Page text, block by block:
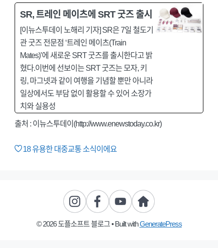
SR, 트레인 메이츠에 SRT 굿즈 출시
[이뉴스투데이 노해리 기자] SR은 7일 철도기
관 굿즈 전문점 ‘트레인 메이츠(Train
Mates)’에 새로운 SRT 굿즈를 출시한다고 밝
혔다.이번에 선보이는 SRT 굿즈는 모자, 키
링, 마그넷과 같이 여행을 기념할 뿐만 아니라
일상에서도 부담 없이 활용할 수 있어 소장가
치와 실용성
출처 : 이뉴스투데이(http://www.enewstoday.co.kr)
18유용한 대중교통 소식이에요
© 2026 도플소프트 블로그• Built withGeneratePress